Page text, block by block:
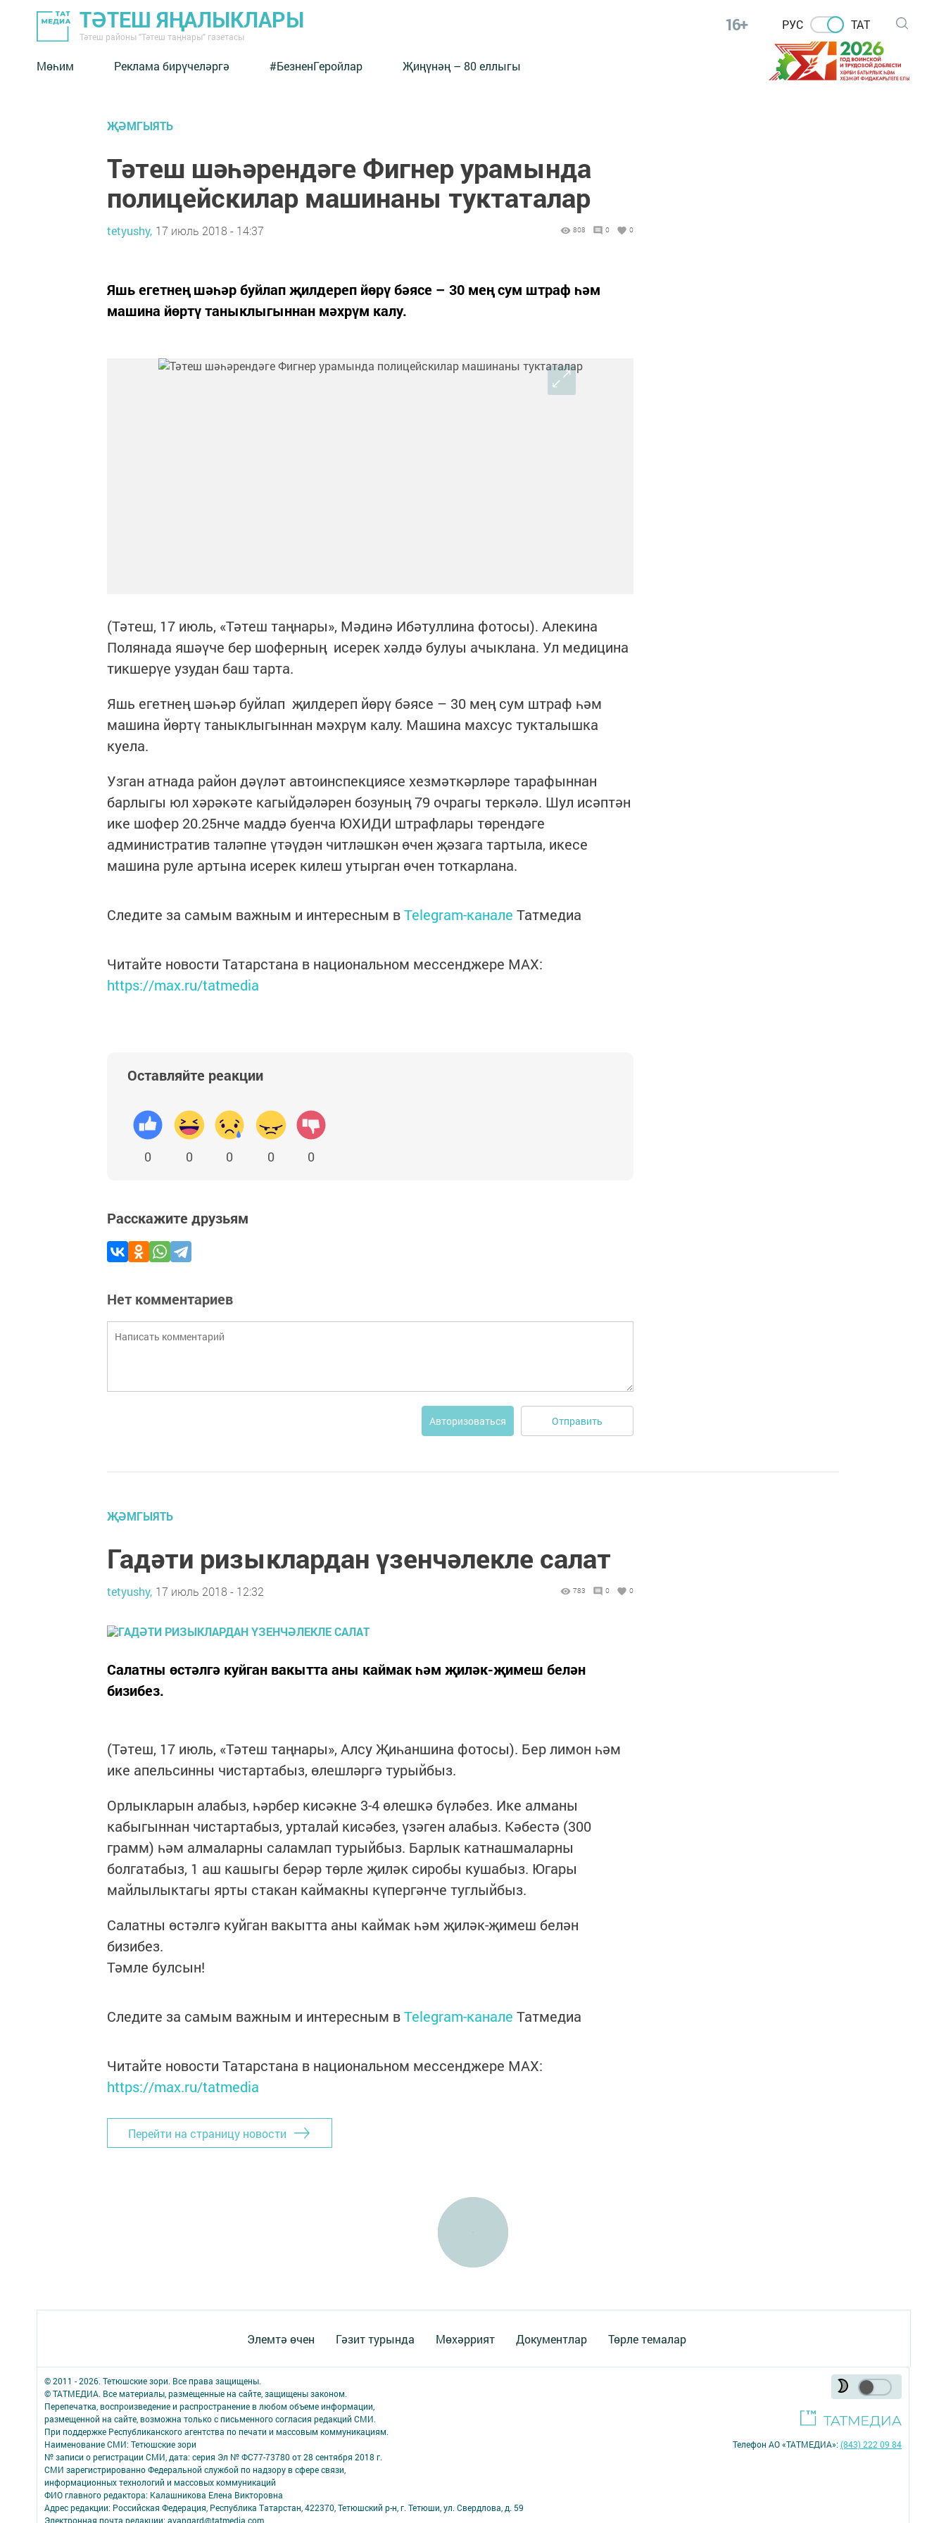
ТӘТЕШ ЯҢАЛЫКЛАРЫ
Тәтеш районы "Тәтеш таңнары" газетасы
16+ РУС ТАТ
Мөһим Реклама бирүчеләргә #БезненГеройлар Җиңүнәң – 80 еллыгы
ҖӘМГЫЯТЬ
Тәтеш шәһәрендәге Фигнер урамында
полицейскилар машинаны туктаталар
tetyushy, 17 июль 2018 - 14:37 808 0 0
Яшь егетнең шәһәр буйлап җилдереп йөрү бәясе – 30 мең сум штраф һәм
машина йөртү таныклыгыннан мәхрүм калу.
(Тәтеш, 17 июль, «Тәтеш таңнары», Мәдинә Ибәтуллина фотосы). Алекина
Полянада яшәүче бер шоферның исерек хәлдә булуы ачыклана. Ул медицина
тикшерүе узудан баш тарта.
Яшь егетнең шәһәр буйлап җилдереп йөрү бәясе – 30 мең сум штраф һәм
машина йөртү таныклыгыннан мәхрүм калу. Машина махсус тукталышка
куела.
Узган атнада район дәүләт автоинспекциясе хезмәткәрләре тарафыннан
барлыгы юл хәрәкәте кагыйдәләрен бозуның 79 очрагы теркәлә. Шул исәптән
ике шофер 20.25нче маддә буенча ЮХИДИ штрафлары төрендәге
административ таләпне үтәүдән читләшкән өчен җәзага тартыла, икесе
машина руле артына исерек килеш утырган өчен тоткарлана.
Следите за самым важным и интересным вTelegram-канале Татмедиа
Читайте новости Татарстана в национальном мессенджере MАХ:
https://max.ru/tatmedia
Оставляйте реакции
0 0 0 0 0
Расскажите друзьям
Нет комментариев
Авторизоваться Отправить
ҖӘМГЫЯТЬ
Гадәти ризыклардан үзенчәлекле салат
tetyushy, 17 июль 2018 - 12:32 783 0 0
Салатны өстәлгә куйган вакытта аны каймак һәм җиләк-җимеш белән
бизибез.
(Тәтеш, 17 июль, «Тәтеш таңнары», Алсу Җиһаншина фотосы). Бер лимон һәм
ике апельсинны чистартабыз, өлешләргә турыйбыз.
Орлыкларын алабыз, һәрбер кисәкне 3-4 өлешкә бүләбез. Ике алманы
кабыгыннан чистартабыз, урталай кисәбез, үзәген алабыз. Кәбестә (300
грамм) һәм алмаларны саламлап турыйбыз. Барлык катнашмаларны
болгатабыз, 1 аш кашыгы берәр төрле җиләк сиробы кушабыз. Югары
майлылыктагы ярты стакан каймакны күпергәнче туглыйбыз.
Салатны өстәлгә куйган вакытта аны каймак һәм җиләк-җимеш белән
бизибез.
Тәмле булсын!
Следите за самым важным и интересным вTelegram-канале Татмедиа
Читайте новости Татарстана в национальном мессенджере MАХ:
https://max.ru/tatmedia
Перейти на страницу новости
Элемтә өчен Гәзит турында Мөхәррият Документлар Төрле темалар
© 2011 - 2026. Тетюшские зори. Все права защищены.
© ТАТМЕДИА. Все материалы, размещенные на сайте, защищены законом.
Перепечатка, воспроизведение и распространение в любом объеме информации,
размещенной на сайте, возможна только с письменного согласия редакций СМИ.
При поддержке Республиканского агентства по печати и массовым коммуникациям.
Наименование СМИ: Тетюшские зори
№ записи о регистрации СМИ, дата: серия Эл № ФС77-73780 от 28 сентября 2018 г.
СМИ зарегистрированно Федеральной службой по надзору в сфере связи,
информационных технологий и массовых коммуникаций
ФИО главного редактора: Калашникова Елена Викторовна
Адрес редакции: Российская Федерация, Республика Татарстан, 422370, Тетюшский р-н, г. Тетюши, ул. Свердлова, д. 59
Электронная почта редакции: avangard@tatmedia.com
Телефон АО «ТАТМЕДИА»:(843) 222 09 84